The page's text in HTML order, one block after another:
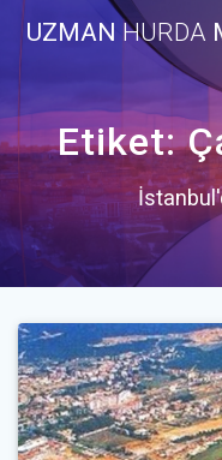
UZMAN HURDA
Etiket: